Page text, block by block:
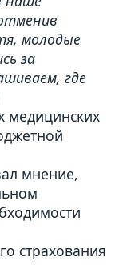
молодые
за
где
медицинских
мнение,
страхования